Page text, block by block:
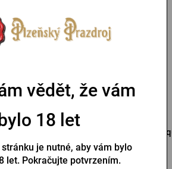
Taška na láhve Pilsner
Skladem > 10 ks
vědět, že vám
bylo 18 let
stránku je nutné, aby vám bylo
let. Pokračujte potvrzením.